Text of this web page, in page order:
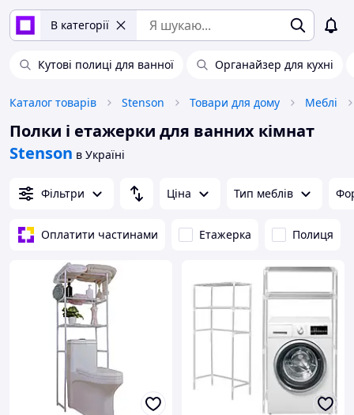
В категорії
Кутові полиці для ванної Органайзер для кухні
Каталог товарів Stenson Товари для дому Меблі
Полки і етажерки для ванних кімнат
Stenson в Україні
Фільтри Ціна Тип меблів
Оплатити частинами Етажерка Полиця